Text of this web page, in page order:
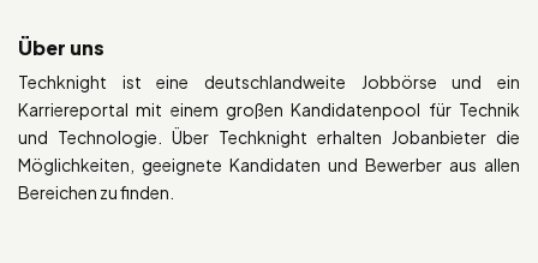
Über uns
Techknight ist eine deutschlandweite Jobbörse und ein
Karriereportal mit einem großen Kandidatenpool für Technik
und Technologie. Über Techknight erhalten Jobanbieter die
Möglichkeiten, geeignete Kandidaten und Bewerber aus allen
Bereichen zu finden.